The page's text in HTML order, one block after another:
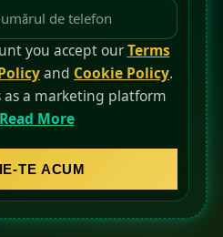
you accept ourTerms
and Cookie Policy.
as a marketing platform
Read More
TE ACUM